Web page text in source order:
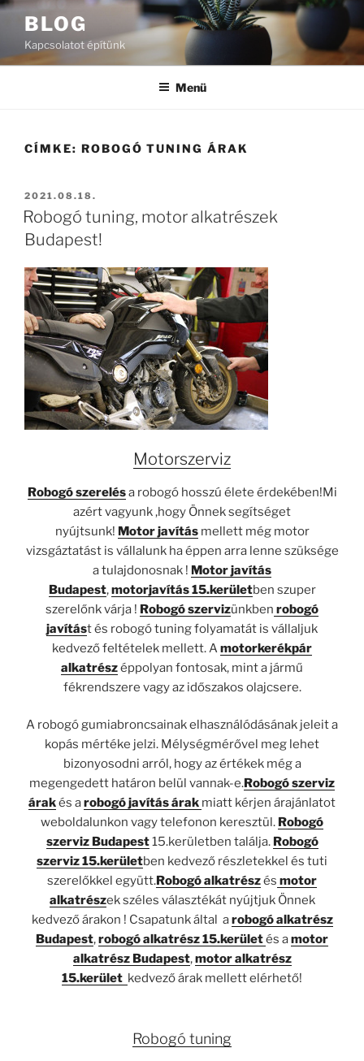
Tartalomhoz
BLOG
Kapcsolatot építünk
Menü
CÍMKE: ROBOGÓ TUNING ÁRAK
BEKÜLDVE:
2021.08.18.
Robogó tuning, motor alkatrészek
Budapest!
Motorszerviz
Robogó szerelésa robogó hosszú élete érdekében!Mi
azért vagyunk ,hogy Önnek segítséget
nyújtsunk! Motor javításmellett még motor
vizsgáztatást is vállalunk ha éppen arra lenne szüksége
a tulajdonosnak ! Motor javítás
Budapest,motorjavítás 15.kerületben szuper
szerelőnk várja ! Robogó szervizünkben robogó
javítást és robogó tuning folyamatát is vállaljuk
kedvező feltételek mellett. Amotorkerékpár
alkatrészéppolyan fontosak, mint a jármű
fékrendszere vagy az időszakos olajcsere.
A robogó gumiabroncsainak elhasználódásának jeleit a
kopás mértéke jelzi. Mélységmérővel meg lehet
bizonyosodni arról, hogy az értékek még a
megengedett határon belül vannak-e.Robogó szerviz
árakés arobogó javítás árak miatt kérjen árajánlatot
weboldalunkon vagy telefonon keresztül. Robogó
szerviz Budapest15.kerületben találja. Robogó
szerviz 15.kerületben kedvező részletekkel és tuti
szerelőkkel együtt.Robogó alkatrészés motor
alkatrészek széles választékát nyújtjuk Önnek
kedvező árakon ! Csapatunk által arobogó alkatrész
Budapest,robogó alkatrész 15.kerületés amotor
alkatrész Budapest,motor alkatrész
15.kerület kedvező árak mellett elérhető!
Robogó tuning